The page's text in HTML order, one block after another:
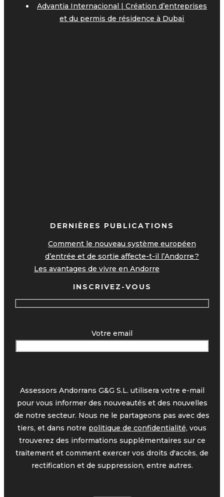
Advantia Internacional | Création d’entreprises
et du permis de résidence à Dubaï
DERNIÈRES PUBLICATIONS
Comment le nouveau système européen
d’entrée et de sortie affecte-t-il l’Andorre ?
Les avantages de vivre en Andorre
INSCRIVEZ-VOUS
Votre email
Assessors Andorrans G&G S.L. utilisera votre e-mail
pour vous informer des nouveautés et des nouvelles
de notre secteur. Nous ne le partageons pas avec des
tiers, et dans notre politique de confidentialité, vous
trouverez des informations supplémentaires sur ce
traitement et comment exercer vos droits d'accès, de
rectification et de suppression, entre autres.